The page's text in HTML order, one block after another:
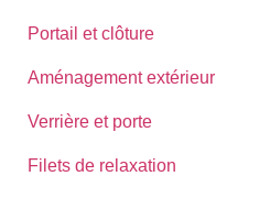
Portail et clôture
Aménagement extérieur
Verrière et porte
Filets de relaxation